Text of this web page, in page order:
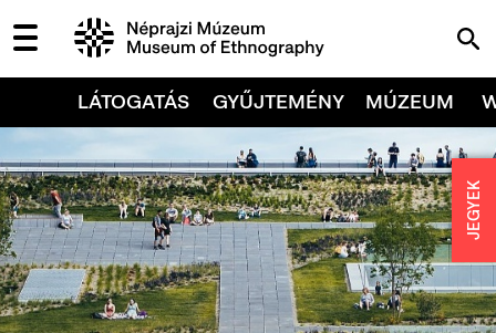
LÁTOGATÁS GYŰJTEMÉNY MÚZEUM
JEGYEK